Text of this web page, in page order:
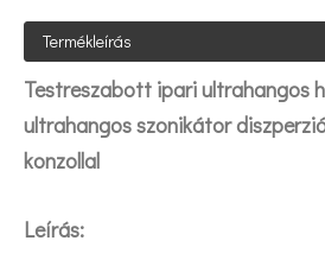
Termékleírás
Testreszabott ipari ultrahangos
ultrahangos szonikátor
konzollal
Leírás: